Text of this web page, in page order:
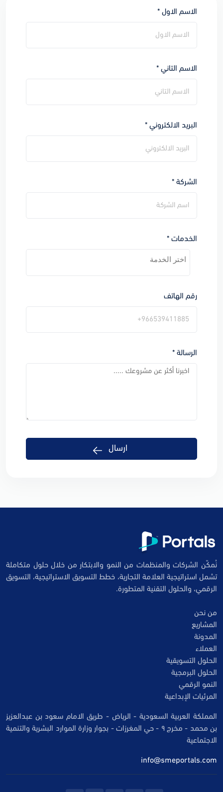
الاسم الاول *
الاسم التاني *
البريد الالكتروني *
الشركة *
الخدمات *
رقم الهاتف
الرسالة *
ارسال
نُمكّن الشركات والمنظمات من النمو والابتكار من خلال حلول متكاملة
تشمل استراتيجية العلامة التجارية، خطط التسويق الاستراتيجية، التسويق
الرقمي، والحلول التقنية المتطورة.
من نحن
المشاريع
المدونة
العملاء
الحلول التسويقية
الحلول البرمجية
النمو الرقمي
المرئيات الإبداعية
المملكة العربية السعودية - الرياض - طريق الامام سعود بن عبدالعزيز
بن محمد - مخرج ٩ - حي المغرزات - بجوار وزارة الموارد البشرية والتنمية
الاجتماعية
info@smeportals.com